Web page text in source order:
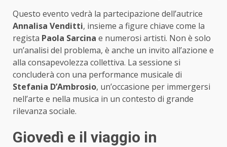
Questo evento vedrà la partecipazione dell’autrice
Annalisa Venditti, insieme a figure chiave come la
regista Paola Sarcina e numerosi artisti. Non è solo
un’analisi del problema, è anche un invito all’azione e
alla consapevolezza collettiva. La sessione si
concluderà con una performance musicale di
Stefania D’Ambrosio, un’occasione per immergersi
nell’arte e nella musica in un contesto di grande
rilevanza sociale.
Giovedì e il viaggio in